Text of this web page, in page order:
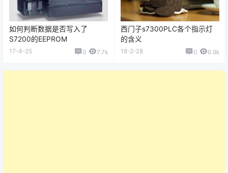
如何判断数据是否写入了
S7200的EEPROM
17-4-25 0 7.7k
西门子s7300PLC各个指示灯
的含义
18-2-28 0 6.9k